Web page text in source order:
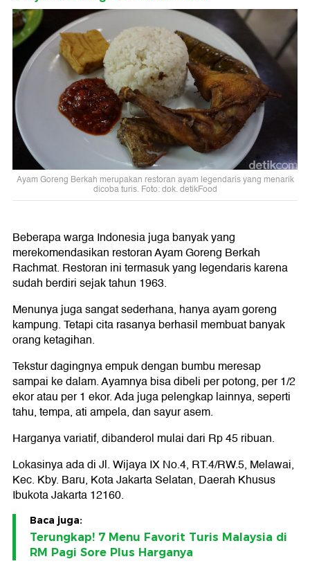
Ayam Goreng Berkah merupakan restoran ayam legendaris yang menarik
dicoba turis. Foto: dok. detikFood
Beberapa warga Indonesia juga banyak yang
merekomendasikan restoran Ayam Goreng Berkah
Rachmat. Restoran ini termasuk yang legendaris karena
sudah berdiri sejak tahun 1963.
Menunya juga sangat sederhana, hanya ayam goreng
kampung. Tetapi cita rasanya berhasil membuat banyak
orang ketagihan.
Tekstur dagingnya empuk dengan bumbu meresap
sampai ke dalam. Ayamnya bisa dibeli per potong, per 1/2
ekor atau per 1 ekor. Ada juga pelengkap lainnya, seperti
tahu, tempa, ati ampela, dan sayur asem.
Harganya variatif, dibanderol mulai dari Rp 45 ribuan.
Lokasinya ada di Jl. Wijaya IX No.4, RT.4/RW.5, Melawai,
Kec. Kby. Baru, Kota Jakarta Selatan, Daerah Khusus
Ibukota Jakarta 12160.
Baca juga:
Terungkap! 7 Menu Favorit Turis Malaysia di
RM Pagi Sore Plus Harganya